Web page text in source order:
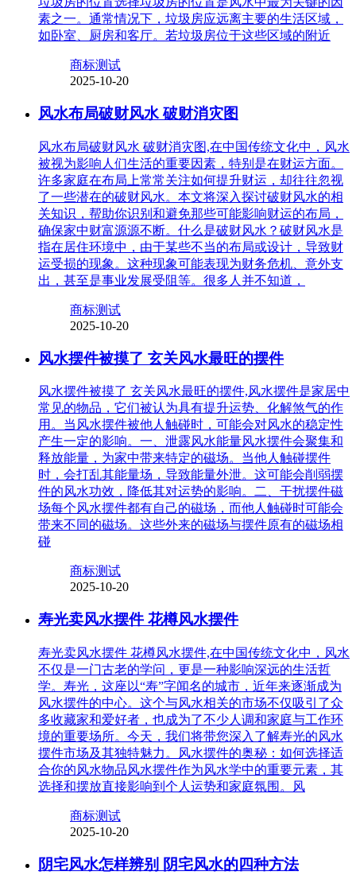
素之一。通常情况下，垃圾房应远离主要的生活区域，
如卧室、厨房和客厅。若垃圾房位于这些区域的附近
商标测试
2025-10-20
风水布局破财风水 破财消灾图
风水布局破财风水 破财消灾图,在中国传统文化中，风水
被视为影响人们生活的重要因素，特别是在财运方面。
许多家庭在布局上常常关注如何提升财运，却往往忽视
了一些潜在的破财风水。本文将深入探讨破财风水的相
关知识，帮助你识别和避免那些可能影响财运的布局，
确保家中财富源源不断。什么是破财风水？破财风水是
指在居住环境中，由于某些不当的布局或设计，导致财
运受损的现象。这种现象可能表现为财务危机、意外支
出，甚至是事业发展受阻等。很多人并不知道，
商标测试
2025-10-20
风水摆件被摸了 玄关风水最旺的摆件
风水摆件被摸了 玄关风水最旺的摆件,风水摆件是家居中
常见的物品，它们被认为具有提升运势、化解煞气的作
用。当风水摆件被他人触碰时，可能会对风水的稳定性
产生一定的影响。一、泄露风水能量风水摆件会聚集和
释放能量，为家中带来特定的磁场。当他人触碰摆件
时，会打乱其能量场，导致能量外泄。这可能会削弱摆
件的风水功效，降低其对运势的影响。二、干扰摆件磁
场每个风水摆件都有自己的磁场，而他人触碰时可能会
带来不同的磁场。这些外来的磁场与摆件原有的磁场相
碰
商标测试
2025-10-20
寿光卖风水摆件 花樽风水摆件
寿光卖风水摆件 花樽风水摆件,在中国传统文化中，风水
不仅是一门古老的学问，更是一种影响深远的生活哲
学。寿光，这座以“寿”字闻名的城市，近年来逐渐成为
风水摆件的中心。这个与风水相关的市场不仅吸引了众
多收藏家和爱好者，也成为了不少人调和家庭与工作环
境的重要场所。今天，我们将带您深入了解寿光的风水
摆件市场及其独特魅力。风水摆件的奥秘：如何选择适
合你的风水物品风水摆件作为风水学中的重要元素，其
选择和摆放直接影响到个人运势和家庭氛围。风
商标测试
2025-10-20
阴宅风水怎样辨别 阴宅风水的四种方法